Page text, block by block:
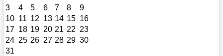
3
4 5 6 7 8
9
10 11 12 13 14 15 16
17 18 19 20 21 22 23
24 25 26 27 28 29 30
31